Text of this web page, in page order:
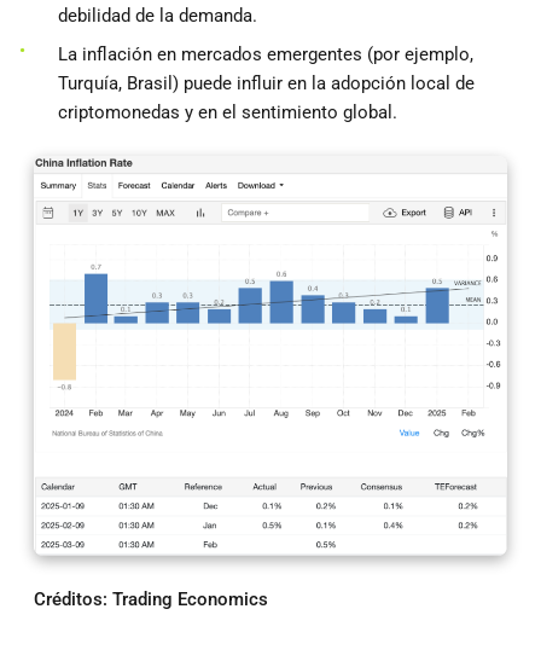
debilidad de la demanda.
La inflación en mercados emergentes (por ejemplo,
Turquía, Brasil) puede influir en la adopción local de
criptomonedas y en el sentimiento global.
Créditos: Trading Economics